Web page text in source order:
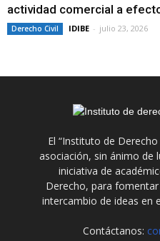
actividad comercial a
Derecho Civil IDIBE - julio 23, 2026
El “Instituto de
asociación, sin ánimo de
iniciativa de
Derecho, para
intercambio de ideas en
Contáctanos: